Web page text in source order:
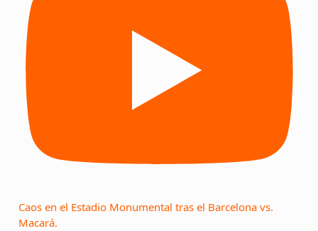
Caos en el Estadio Monumental tras el Barcelona vs.
Macará.